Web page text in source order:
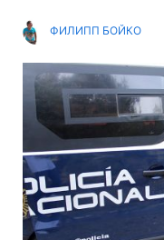
ФИЛИПП БОЙКО